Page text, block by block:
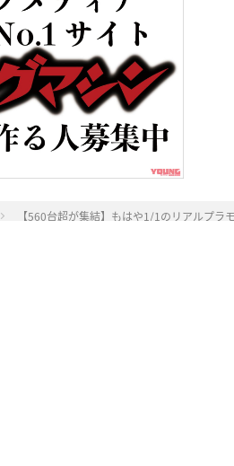
【560台超が集結】もはや1/1のリアルプ